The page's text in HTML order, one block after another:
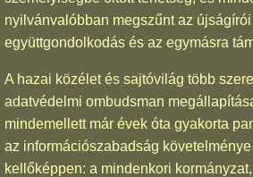
nyilvánvalóbban megszűnt az
együttgondolkodás és az egymásra
A hazai közélet és sajtóvilág több
adatvédelmi ombudsman
mindemellett már évek óta gyakorta
az információszabadság követelménye
kellőképpen: a mindenkori